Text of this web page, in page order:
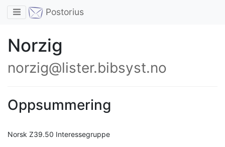
Toggle navigation
Postorius
Norzig
norzig@lister.bibsyst.no
Oppsummering
Norsk Z39.50 Interessegruppe